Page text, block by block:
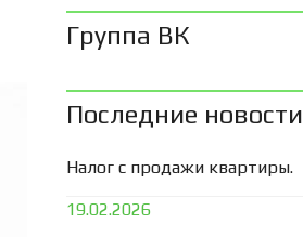
Группа ВК
Последние новости
Налог с продажи квартиры.
19.02.2026